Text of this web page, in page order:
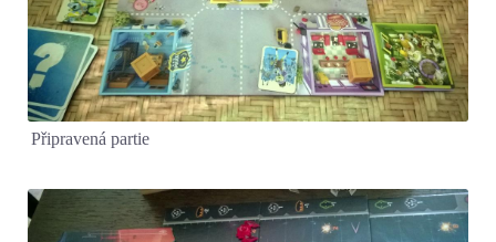
Připravená partie